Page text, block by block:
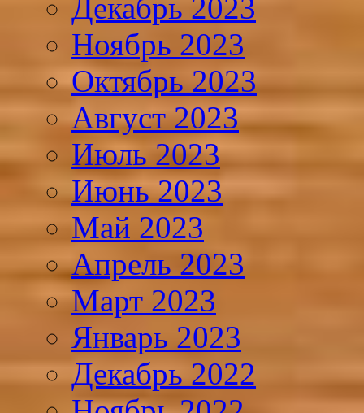
Декабрь 2023
Ноябрь 2023
Октябрь 2023
Август 2023
Июль 2023
Июнь 2023
Май 2023
Апрель 2023
Март 2023
Январь 2023
Декабрь 2022